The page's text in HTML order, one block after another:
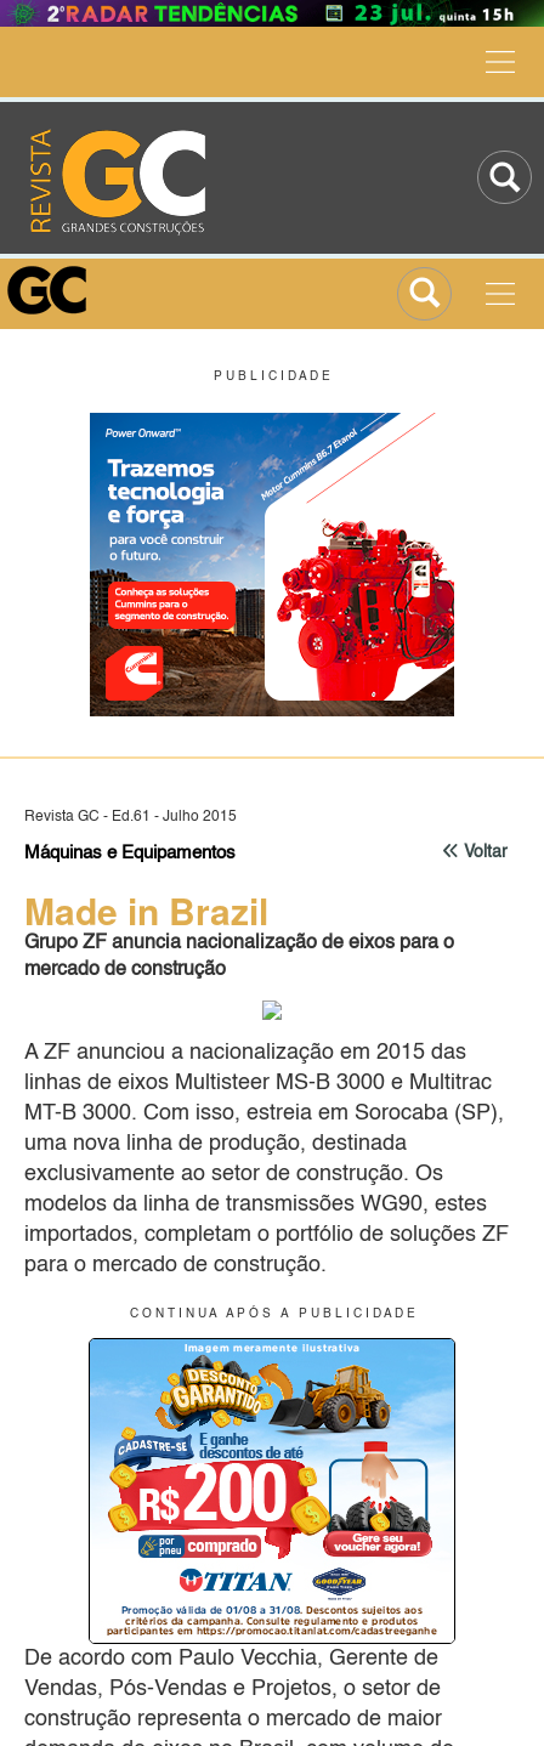
P U B L I C I D A D E
Revista GC - Ed.61 - Julho 2015
Voltar
Máquinas e Equipamentos
Made in Brazil
Grupo ZF anuncia nacionalização de eixos para o
mercado de construção
A ZF anunciou a nacionalização em 2015 das
linhas de eixos Multisteer MS-B 3000 e Multitrac
MT-B 3000. Com isso, estreia em Sorocaba (SP),
uma nova linha de produção, destinada
exclusivamente ao setor de construção. Os
modelos da linha de transmissões WG90, estes
importados, completam o portfólio de soluções ZF
para o mercado de construção.
C O N T I N U A A P Ó S A P U B L I C I D A D E
De acordo com Paulo Vecchia, Gerente de
Vendas, Pós-Vendas e Projetos, o setor de
construção representa o mercado de maior